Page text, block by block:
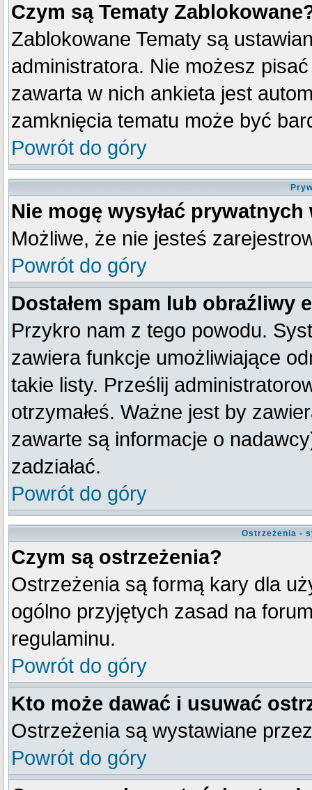
Czym są Tematy
Zablokowane Tematy są
administratora. Nie możesz
zawarta w nich ankieta jest
zamknięcia tematu może być
Powrót do góry
Nie mogę wysyłać
Możliwe, że nie jesteś
Powrót do góry
Dostałem spam lub obraźliwy
Przykro nam z tego powodu.
zawiera funkcje umożliwiające
takie listy. Prześlij
otrzymałeś. Ważne jest by
zawarte są informacje o
zadziałać.
Powrót do góry
Ostrzeżenia -
Czym są ostrzeżenia?
Ostrzeżenia są formą kary dla
ogólno przyjętych zasad na
regulaminu.
Powrót do góry
Kto może dawać i usuwać
Ostrzeżenia są wystawiane
Powrót do góry